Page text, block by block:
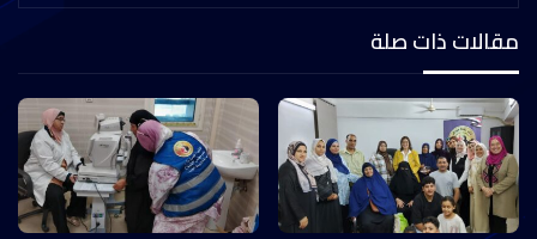
مقالات ذات صلة